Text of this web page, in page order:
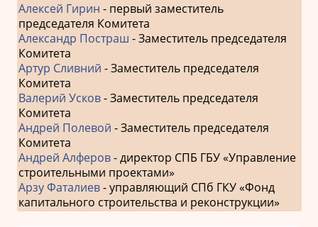
Алексей Гирин - первый заместитель
председателя Комитета
Александр Постраш - Заместитель председателя
Комитета
Артур Сливний - Заместитель председателя
Комитета
Валерий Усков- Заместитель председателя
Комитета
Андрей Полевой - Заместитель председателя
Комитета
Андрей Алферов- директор СПБ ГБУ «Управление
строительными проектами»
Арзу Фаталиев- управляющий СПб ГКУ «Фонд
капитального строительства и реконструкции»